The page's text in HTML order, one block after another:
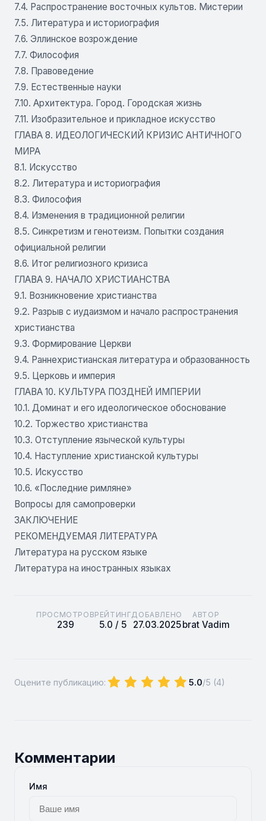
7.4. Распространение восточных культов. Мистерии
7.5. Литература и историография
7.6. Эллинское возрождение
7.7. Философия
7.8. Правоведение
7.9. Естественные науки
7.10. Архитектура. Город. Городская жизнь
7.11. Изобразительное и прикладное искусство
ГЛАВА 8. ИДЕОЛОГИЧЕСКИЙ КРИЗИС АНТИЧНОГО
МИРА
8.1. Искусство
8.2. Литература и историография
8.3. Философия
8.4. Изменения в традиционной религии
8.5. Синкретизм и генотеизм. Попытки создания
официальной религии
8.6. Итог религиозного кризиса
ГЛАВА 9. НАЧАЛО ХРИСТИАНСТВА
9.1. Возникновение христианства
9.2. Разрыв с иудаизмом и начало распространения
христианства
9.3. Формирование Церкви
9.4. Раннехристианская литература и образованность
9.5. Церковь и империя
ГЛАВА 10. КУЛЬТУРА ПОЗДНЕЙ ИМПЕРИИ
10.1. Доминат и его идеологическое обоснование
10.2. Торжество христианства
10.3. Отступление языческой культуры
10.4. Наступление христианской культуры
10.5. Искусство
10.6. «Последние римляне»
Вопросы для самопроверки
ЗАКЛЮЧЕНИЕ
РЕКОМЕНДУЕМАЯ ЛИТЕРАТУРА
Литература на русском языке
Литература на иностранных языках
ПРОСМОТРОВ
239
РЕЙТИНГ
5.0 / 5
ДОБАВЛЕНО
27.03.2025
АВТОР
brat Vadim
Оцените публикацию: 5.0/5 (4)
Комментарии
Имя